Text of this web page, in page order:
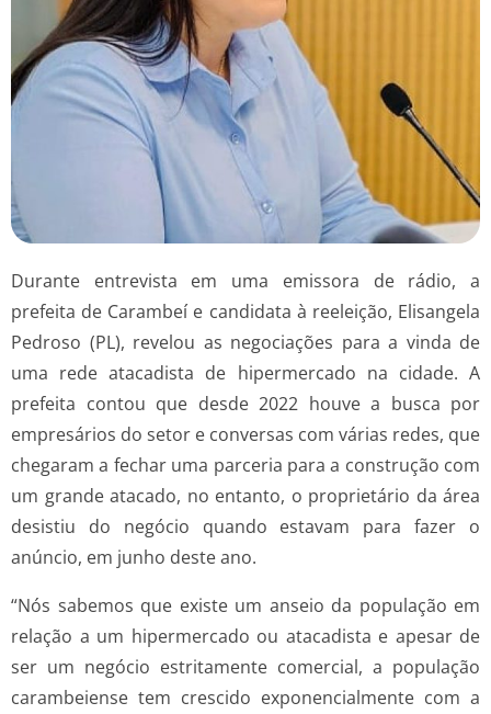
Durante entrevista em uma emissora de rádio, a
prefeita de Carambeí e candidata à reeleição, Elisangela
Pedroso (PL), revelou as negociações para a vinda de
uma rede atacadista de hipermercado na cidade. A
prefeita contou que desde 2022 houve a busca por
empresários do setor e conversas com várias redes, que
chegaram a fechar uma parceria para a construção com
um grande atacado, no entanto, o proprietário da área
desistiu do negócio quando estavam para fazer o
anúncio, em junho deste ano.
“Nós sabemos que existe um anseio da população em
relação a um hipermercado ou atacadista e apesar de
ser um negócio estritamente comercial, a população
carambeiense tem crescido exponencialmente com a